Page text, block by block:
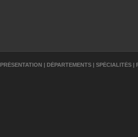
PRÉSENTATION | DÉPARTEMENTS | SPÉCIALITÉS |